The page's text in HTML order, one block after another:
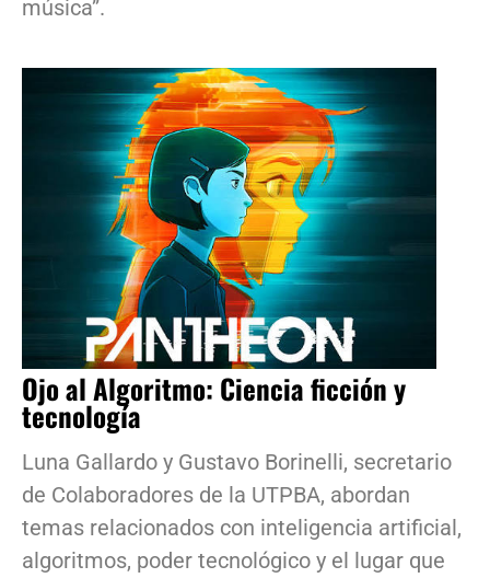
música”.
Ojo al Algoritmo: Ciencia ficción y
tecnología
Luna Gallardo y Gustavo Borinelli, secretario
de Colaboradores de la UTPBA, abordan
temas relacionados con inteligencia artificial,
algoritmos, poder tecnológico y el lugar que